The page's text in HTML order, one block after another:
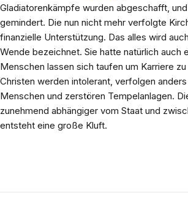
Gladiatorenkämpfe wurden abgeschafft,
gemindert. Die nun nicht mehr verfolgte
finanzielle Unterstützung. Das alles wird
Wende bezeichnet. Sie hatte natürlich auch
Menschen lassen sich taufen um Karriere
Christen werden intolerant, verfolgen
Menschen und zerstören Tempelanlagen.
zunehmend abhängiger vom Staat und
entsteht eine große Kluft.